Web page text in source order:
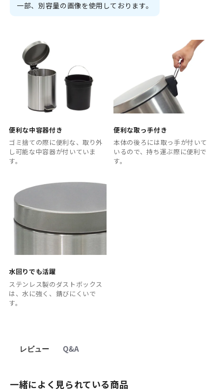
一部、別容量の画像を使用しております。
便利な中容器付き
ゴミ捨ての際に便利な、取り外
し可能な中容器が付いていま
す。
便利な取っ手付き
本体の後ろには取っ手が付いて
いるので、持ち運ぶ際に便利で
す。
水回りでも活躍
ステンレス製のダストボックス
は、水に強く、錆びにくいで
す。
レビュー Q&A
一緒によく見られている商品